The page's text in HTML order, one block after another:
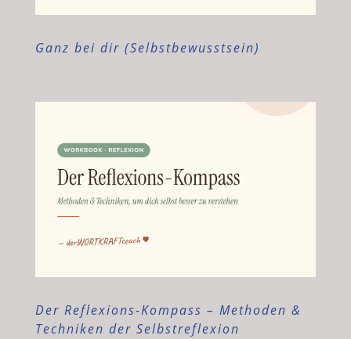
Ganz bei dir (Selbstbewusstsein)
Der Reflexions-Kompass – Methoden &
Techniken der Selbstreflexion